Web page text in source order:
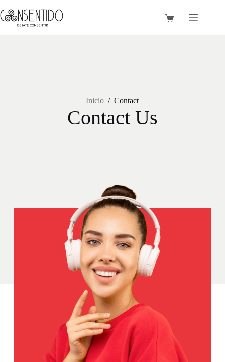
Inicio / Contact
Contact Us